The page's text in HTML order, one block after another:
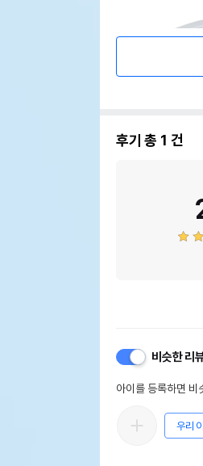
후기 총 1 건
비슷한 리
아이를 등록하면 비
우리